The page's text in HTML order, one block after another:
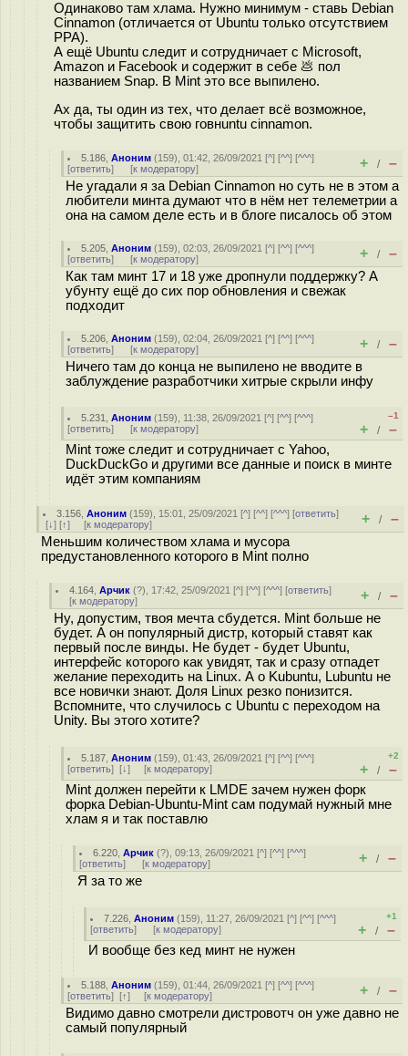
Одинаково там хлама. Нужно минимум - ставь Debian
Cinnamon (отличается от Ubuntu только отсутствием
PPA).
А ещё Ubuntu следит и сотрудничает с Microsoft,
Amazon и Facebook и содержит в себе 💩 пол
названием Snap. В Mint это все выпилено.
Ах да, ты один из тех, что делает всё возможное,
чтобы защитить свою говнuntu cinnamon.
5.186 ,Аноним (159), 01:42, 26/09/2021 [^] [^^] [^^^]
[ответить] [к модератору] + / –
Не угадали я за Debian Cinnamon но суть не в этом а
любители минта думают что в нём нет телеметрии а
она на самом деле есть и в блоге писалось об этом
5.205 ,Аноним (159), 02:03, 26/09/2021 [^] [^^] [^^^]
[ответить] [к модератору] + / –
Как там минт 17 и 18 уже дропнули поддержку? А
убунту ещё до сих пор обновления и свежак
подходит
5.206 ,Аноним (159), 02:04, 26/09/2021 [^] [^^] [^^^]
[ответить] [к модератору] + / –
Ничего там до конца не выпилено не вводите в
заблуждение разработчики хитрые скрыли инфу
5.231 ,Аноним (159), 11:38, 26/09/2021 [^] [^^] [^^^]
[ответить] [к модератору]
–1
+ / –
Mint тоже следит и сотрудничает с Yahoo,
DuckDuckGo и другими все данные и поиск в минте
идёт этим компаниям
3.156 ,Аноним (159), 15:01, 25/09/2021 [^] [^^] [^^^] [ответить]
[↓] [↑] [к модератору] + / –
Меньшим количеством хлама и мусора
предустановленного которого в Mint полно
4.164 ,Арчик (?), 17:42, 25/09/2021 [^] [^^] [^^^] [ответить]
[к модератору] + / –
Ну, допустим, твоя мечта сбудется. Mint больше не
будет. А он популярный дистр, который ставят как
первый после винды. Не будет - будет Ubuntu,
интерфейс которого как увидят, так и сразу отпадет
желание переходить на Linux. А о Kubuntu, Lubuntu не
все новички знают. Доля Linux резко понизится.
Вспомните, что случилось с Ubuntu с переходом на
Unity. Вы этого хотите?
5.187 ,Аноним (159), 01:43, 26/09/2021 [^] [^^] [^^^]
[ответить] [↓] [к модератору]
+2
+ / –
Mint должен перейти к LMDE зачем нужен форк
форка Debian-Ubuntu-Mint сам подумай нужный мне
хлам я и так поставлю
6.220 ,Арчик (?), 09:13, 26/09/2021 [^] [^^] [^^^]
[ответить] [к модератору] + / –
Я за то же
7.226 ,Аноним (159), 11:27, 26/09/2021 [^] [^^] [^^^]
[ответить] [к модератору]
+1
+ / –
И вообще без кед минт не нужен
5.188 ,Аноним (159), 01:44, 26/09/2021 [^] [^^] [^^^]
[ответить] [↑] [к модератору] + / –
Видимо давно смотрели дистровотч он уже давно не
самый популярный